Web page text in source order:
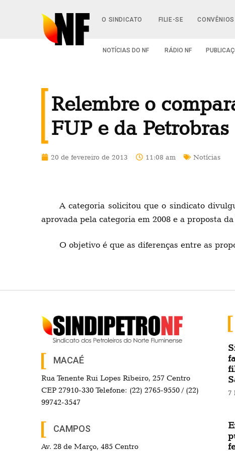
O SINDICATO FILIE-SE CONVÊNIOS
NOTÍCIAS DO NF RÁDIO NF
Relembre o
FUP e da Petrobras
20 de fevereiro de 2013 11:08 am Notícias
A categoria solicitou que o sindicato
aprovada pela categoria em 2008 e a proposta
O objetivo é que as diferenças entre as
MACAÉ
Rua Tenente Rui Lopes Ribeiro, 257 Centro
CEP 27910-330 Telefone: (22) 2765-9550 / (22)
99742-3547
CAMPOS
Av. 28 de Março, 485 Centro
7